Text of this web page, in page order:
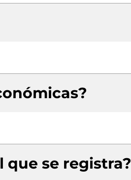
que se registra?